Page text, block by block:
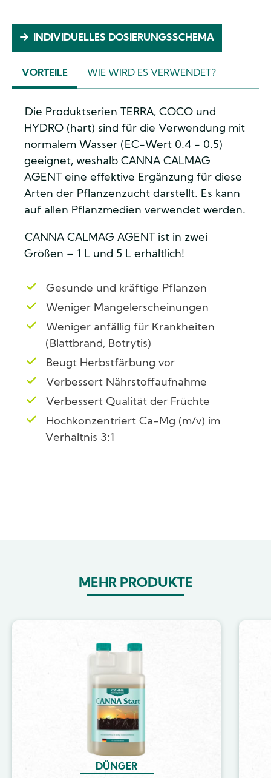
VORTEILE
(AKTIVER
WIE WIRD ES VERWENDET?
INDIVIDUELLES DOSIERUNGSSCHEMA
Die Produktserien TERRA, COCO und
HYDRO (hart) sind für die Verwendung mit
normalem Wasser (EC-Wert 0.4 - 0.5)
geeignet, weshalb CANNA CALMAG
AGENT eine effektive Ergänzung für diese
Arten der Pflanzenzucht darstellt. Es kann
auf allen Pflanzmedien verwendet werden.
CANNA CALMAG AGENT ist in zwei
Größen – 1 L und 5 L erhältlich!
Gesunde und kräftige Pflanzen
Weniger Mangelerscheinungen
Weniger anfällig für Krankheiten
(Blattbrand, Botrytis)
Beugt Herbstfärbung vor
Verbessert Nährstoffaufnahme
Verbessert Qualität der Früchte
Hochkonzentriert Ca-Mg (m/v) im
Verhältnis 3:1
MEHR PRODUKTE
DÜNGER